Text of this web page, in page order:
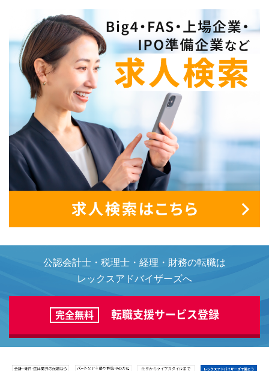
公認会計士・税理士・経理・財務の転職は
レックスアドバイザーズへ
完全無料 転職支援サービス登録